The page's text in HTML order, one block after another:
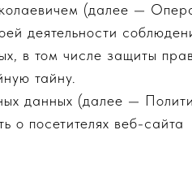
(далее —
деятельности
в том числе защиты
тайну.
данных (далее —
о посетителях веб-сайта